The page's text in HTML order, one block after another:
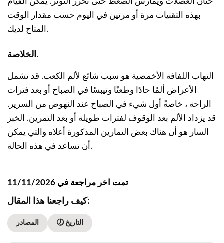
بهذه التقنيات مرة أو مرتين في اليوم حسب مقدار الوقت
المتاح لديك.
الخلاصة.
التهاب اللفافة الأخمصية هو سبب شائع لألم الكعب. قد تشمل
الأعراض ألمًا حادًا وطعنًا وتيبسًا في الصباح أو بعد فترات
الراحة ، خاصةً أول شيء في الصباح عند النهوض من السرير.
قد يزداد الألم بعد الوقوف لفترات طويلة أو بعد التمرين. الخبر
السار هو أن هناك بعض التمارين المذكورة أعلاه والتي يمكن
أن تساعد في هذه الحالة.
تمت اخر مراجعة في 11/11/2026
كيف راجعنا هذا المقال:
المصادر 🕖 التاريخ